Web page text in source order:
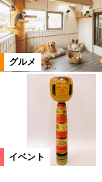
グルメ
イベント